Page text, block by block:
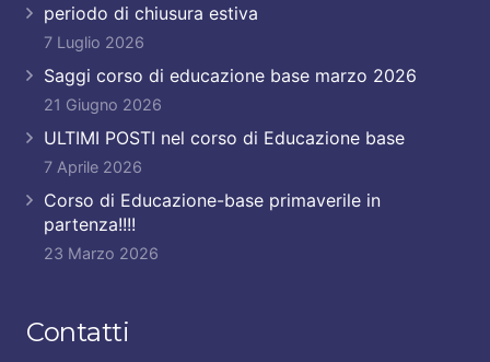
periodo di chiusura estiva
7 Luglio 2026
Saggi corso di educazione base marzo 2026
21 Giugno 2026
ULTIMI POSTI nel corso di Educazione base
7 Aprile 2026
Corso di Educazione-base primaverile in
partenza!!!!
23 Marzo 2026
Contatti